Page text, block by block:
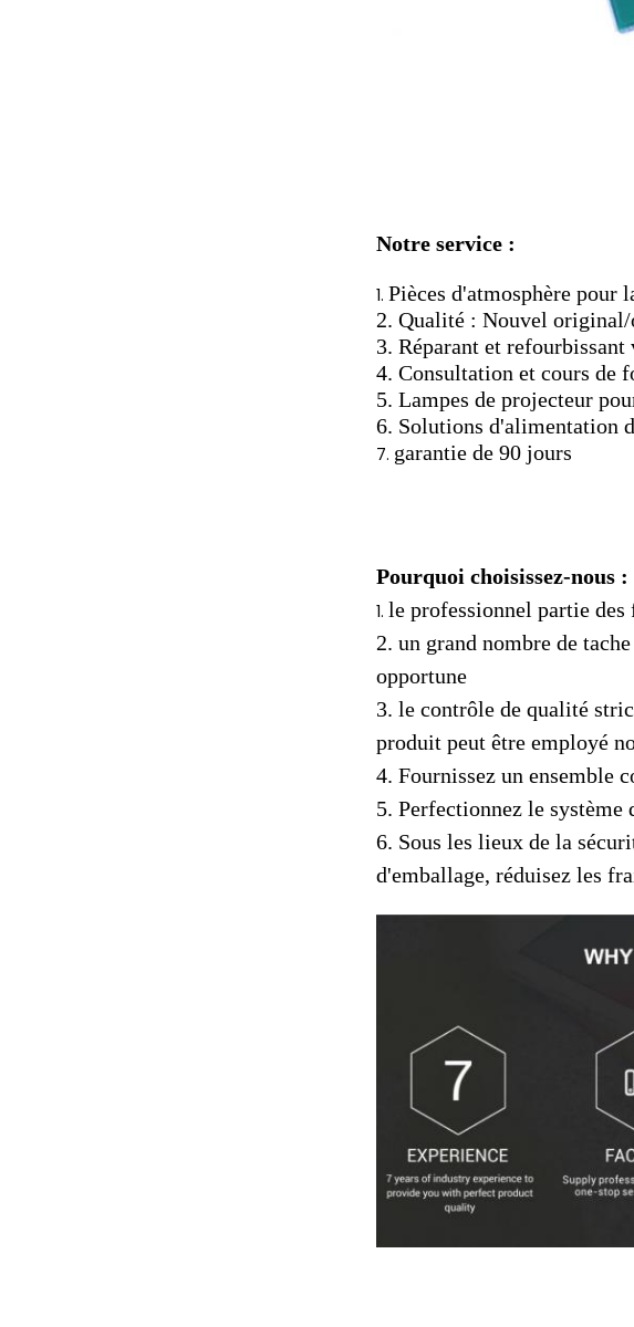
Notre service :
1. Pièces d'atmosphère pour
2. Qualité : Nouvel
3. Réparant et
4. Consultation et cours de
5. Lampes de projecteur
6. Solutions d'alimentation
7. garantie de 90 jours
Pourquoi choisissez-nous :
1. le professionnel partie des
2. un grand nombre de
opportune
3. le contrôle de qualité
produit peut être employé
4. Fournissez un ensemble
5. Perfectionnez le
6. Sous les lieux de la
d'emballage, réduisez les